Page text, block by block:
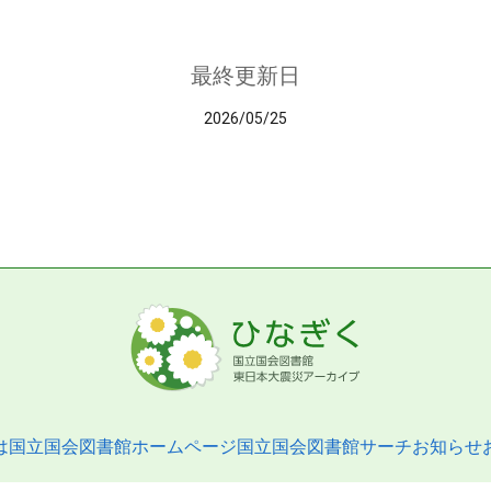
最終更新日
2026/05/25
国立国会図書館ホームページ国立国会図書館サーチお知らせ